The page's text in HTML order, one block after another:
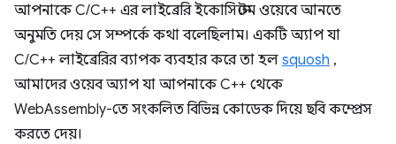
আপনাকে C/C++ এর লাইব্রেরি ইকোসিস্টেম ওয়েবে আনতে
অনুমতি দেয় সে সম্পর্কে কথা বলেছিলাম। একটি অ্যাপ যা
C/C++ লাইব্রেরির ব্যাপক ব্যবহার করে তা হল squosh ,
আমাদের ওয়েব অ্যাপ যা আপনাকে C++ থেকে
WebAssembly-তে সংকলিত বিভিন্ন কোডেক দিয়ে ছবি কম্প্রেস
করতে দেয়।